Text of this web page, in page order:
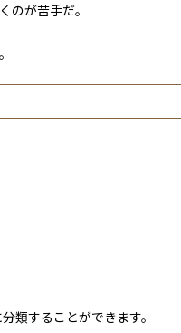
のが苦手だ。
類することができます。